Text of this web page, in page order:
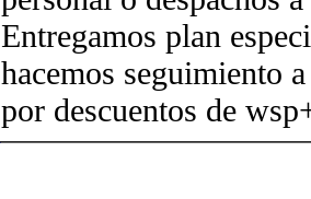
Entregamos plan
hacemos seguimiento
por descuentos de